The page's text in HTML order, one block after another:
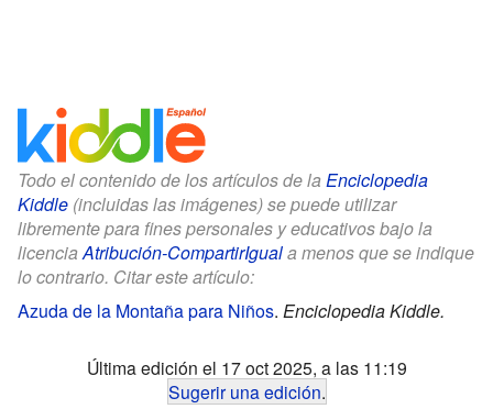
Todo el contenido de los artículos de la Enciclopedia
Kiddle (incluidas las imágenes) se puede utilizar
libremente para fines personales y educativos bajo la
licencia Atribución-CompartirIguala menos que se indique
lo contrario. Citar este artículo:
Azuda de la Montaña para Niños. Enciclopedia Kiddle.
Última edición el 17 oct 2025, a las 11:19
Sugerir una edición.